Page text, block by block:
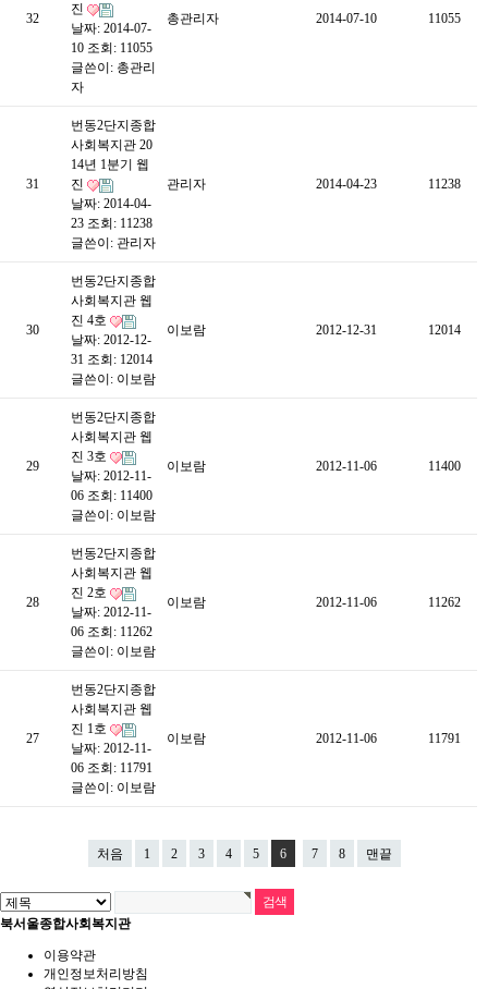
32
진
날짜: 2014-07-
10 조회: 11055
글쓴이: 총관리
자
총관리자 2014-07-10 11055
31
번동2단지종합
사회복지관 20
14년 1분기 웹
진
날짜: 2014-04-
23 조회: 11238
글쓴이: 관리자
관리자 2014-04-23 11238
30
번동2단지종합
사회복지관 웹
진 4호
날짜: 2012-12-
31 조회: 12014
글쓴이: 이보람
이보람 2012-12-31 12014
29
번동2단지종합
사회복지관 웹
진 3호
날짜: 2012-11-
06 조회: 11400
글쓴이: 이보람
이보람 2012-11-06 11400
28
번동2단지종합
사회복지관 웹
진 2호
날짜: 2012-11-
06 조회: 11262
글쓴이: 이보람
이보람 2012-11-06 11262
27
번동2단지종합
사회복지관 웹
진 1호
날짜: 2012-11-
06 조회: 11791
글쓴이: 이보람
이보람 2012-11-06 11791
처음 1 2 3 4 5 6 7 8 맨끝
북서울종합사회복지관
이용약관
개인정보처리방침